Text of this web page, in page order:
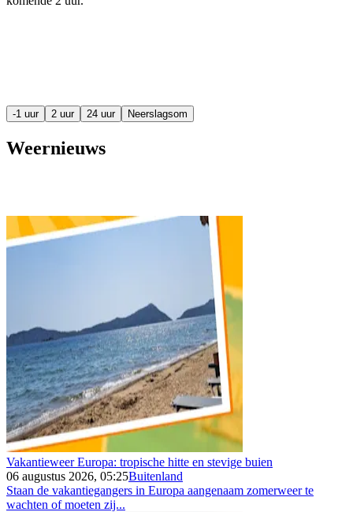
-1 uur 2 uur 24 uur Neerslagsom
Weernieuws
Vakantieweer Europa: tropische hitte en stevige buien
06 augustus 2026, 05:25Buitenland
Staan de vakantiegangers in Europa aangenaam zomerweer te
wachten of moeten zij...